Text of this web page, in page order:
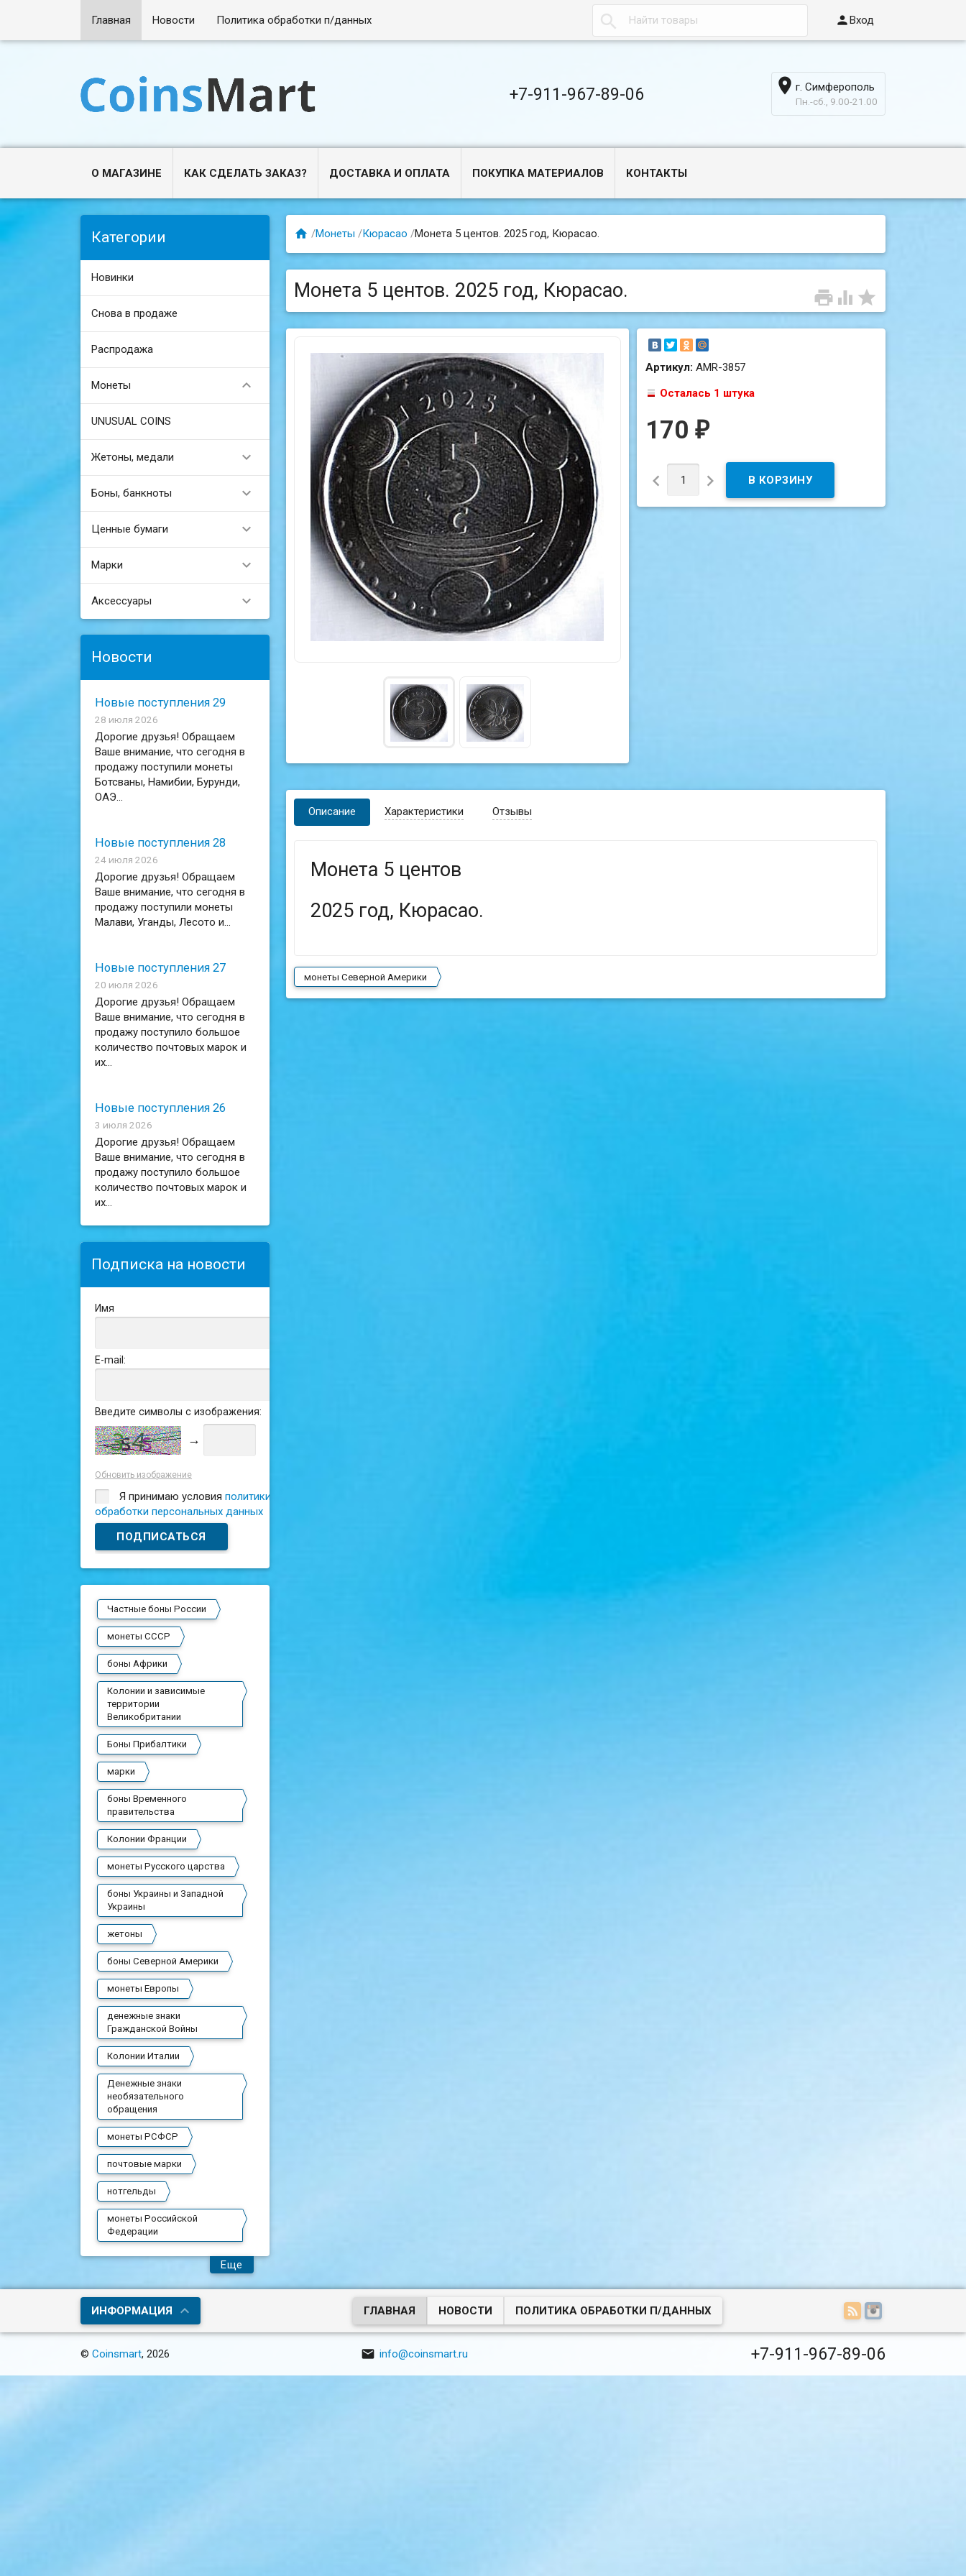
Главная Новости Политика обработки п/данных  Вход
+7-911-967-89-06  г. Симферополь
Пн.-сб., 9.00-21.00
О МАГАЗИНЕ КАК СДЕЛАТЬ ЗАКАЗ? ДОСТАВКА И ОПЛАТА ПОКУПКА МАТЕРИАЛОВ КОНТАКТЫ
Категории
Новинки
Снова в продаже
Распродажа
Монеты 
UNUSUAL COINS
Жетоны, медали 
Боны, банкноты 
Ценные бумаги 
Марки 
Аксессуары 
Новости
Новые поступления 29
28 июля 2026
Дорогие друзья! Обращаем
Ваше внимание, что сегодня в
продажу поступили монеты
Ботсваны, Намибии, Бурунди,
ОАЭ...
Новые поступления 28
24 июля 2026
Дорогие друзья! Обращаем
Ваше внимание, что сегодня в
продажу поступили монеты
Малави, Уганды, Лесото и...
Новые поступления 27
20 июля 2026
Дорогие друзья! Обращаем
Ваше внимание, что сегодня в
продажу поступило большое
количество почтовых марок и
их...
Новые поступления 26
3 июля 2026
Дорогие друзья! Обращаем
Ваше внимание, что сегодня в
продажу поступило большое
количество почтовых марок и
их...
Подписка на новости
Имя
E-mail:
Введите символы с изображения:
→
Обновить изображение
Я принимаю условияполитики
обработки персональных данных
Частные боны России
монеты СССР
боны Африки
Колонии и зависимые
территории
Великобритании
Боны Прибалтики
марки
боны Временного
правительства
Колонии Франции
монеты Русского царства
боны Украины и Западной
Украины
жетоны
боны Северной Америки
монеты Европы
денежные знаки
Гражданской Войны
Колонии Италии
Денежные знаки
необязательного
обращения
монеты РСФСР
почтовые марки
нотгельды
монеты Российской
Федерации
Еще
 /Монеты /Кюрасао /Монета 5 центов. 2025 год, Кюрасао.
  
Монета 5 центов. 2025 год, Кюрасао.
Артикул:AMR-3857
Осталась 1 штука
170₽
 
Описание Характеристики Отзывы
Монета 5 центов
2025 год, Кюрасао.
монеты Северной Америки
ИНФОРМАЦИЯ ГЛАВНАЯ НОВОСТИ ПОЛИТИКА ОБРАБОТКИ П/ДАННЫХ
©Coinsmart, 2026  info@coinsmart.ru +7-911-967-89-06